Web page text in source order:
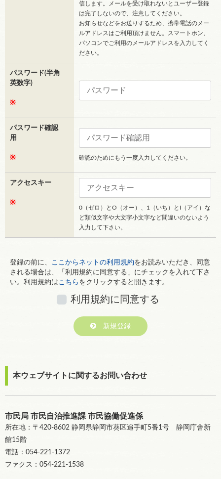
信します。メールを受け取れないとユーザー登録
は完了しないので、注意してください。
お知らせなどをお送りするため、携帯電話のメー
ルアドレスはご利用頂けません。スマートホン、
パソコンでご利用のメールアドレスを入力してく
ださい。
パスワード(半角
英数字)
※
パスワード確認
用
※ 確認のためにもう一度入力してください。
アクセスキー
※
0（ゼロ）とO（オー）、1（いち）とI（アイ）な
ど類似文字や大文字小文字など間違いのないよう
入力して下さい。
登録の前に、 ここからネットの利用規約をお読みいただき、同意
される場合は、「利用規約に同意する」にチェックを入れて下さ
い。利用規約はこちら をクリックすると開きます。
利用規約に同意する
新規登録
本ウェブサイトに関するお問い合わせ
市民局 市民自治推進課 市民協働促進係
所在地：〒420-8602 静岡県静岡市葵区追手町5番1号 静岡庁舎新
館15階
電話：054-221-1372
ファクス：054-221-1538